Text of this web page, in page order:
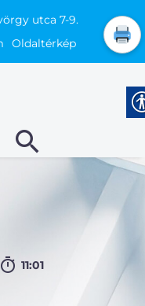
utca 7-9.
Oldaltérkép
11:01